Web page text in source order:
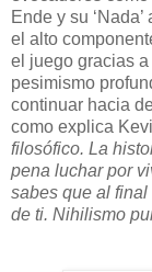
Ende y su
el alto
el juego gracias
pesimismo
continuar hacia
como explica
filosófico. La
pena luchar por
sabes que al
de ti. Nihilismo